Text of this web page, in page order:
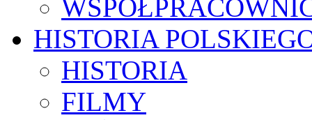
HISTORIA
HISTORIA
FILMY